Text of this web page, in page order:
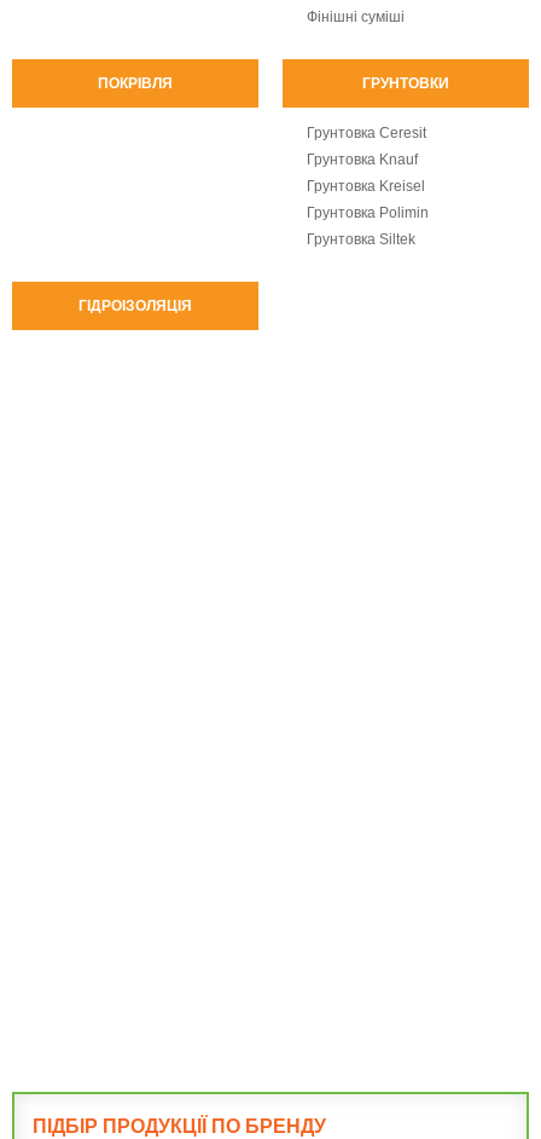
Фінішні суміші
ПОКРІВЛЯ ГРУНТОВКИ
Грунтовка Ceresit
Грунтовка Knauf
Грунтовка Kreisel
Грунтовка Polimin
Грунтовка Siltek
ГІДРОІЗОЛЯЦІЯ
ПІДБІР ПРОДУКЦІЇ ПО БРЕНДУ